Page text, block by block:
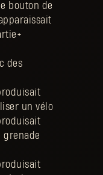
bouton de
des
un vélo